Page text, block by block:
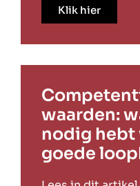
Klik hier
waarden:
nodig hebt
goede